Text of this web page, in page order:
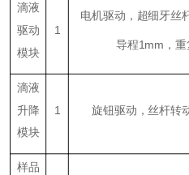
滴液
驱动
模块
1
电机驱动，超细牙丝
导程1mm，
滴液
升降
模块
1 旋钮驱动，丝杆转
样品